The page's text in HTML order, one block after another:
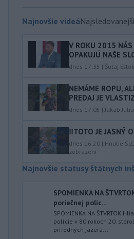
Najnovšie videá
V ROKU 2015 NÁS
OPAKUJÚ NAŠE
dnes 17:35 | Šutaj
NEMÁME ROPU,
PREDAJ JE
dnes 17:05 | Jakab
‼️TOTO JE JASNÝ
dnes 16:20 | Hnutie
zobrazení
Najnovšie statusy štátnych
SPOMIENKA NA
poriečnej políc...
SPOMIENKA NA ŠTVRTOK
polície v 80 rokoch 20.
prírodných jazerá...